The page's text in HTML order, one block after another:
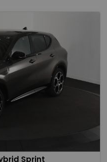
Sprint